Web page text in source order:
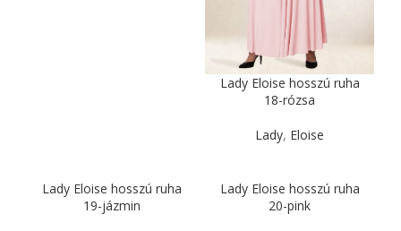
Lady Eloise hosszú ruha
18-rózsa
Lady, Eloise
Lady Eloise hosszú ruha
19-jázmin
Lady Eloise hosszú ruha
20-pink